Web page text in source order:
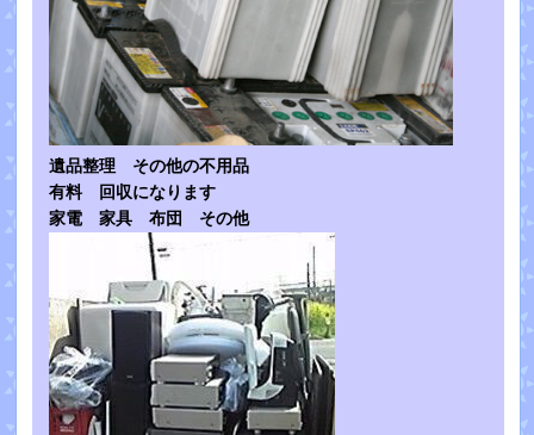
遺品整理 その他の不用品
有料 回収になります
家電 家具 布団 その他